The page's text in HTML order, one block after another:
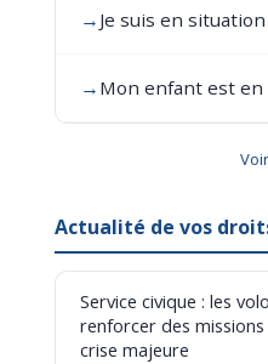
→ Je suis en
→ Mon enfant est
Actualité de vos
Service civique : les
renforcer des
crise majeure